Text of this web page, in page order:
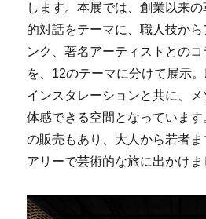
します。本展では、創業以来
的対話をテーマに、職人技か
ンク、著名アーティストとの
を、12のテーマに分けて展示
インスタレーションと共に、
体感できる空間となっていま
の販売もあり、大人から若者ま
アリーで芸術的な旅に出かけま